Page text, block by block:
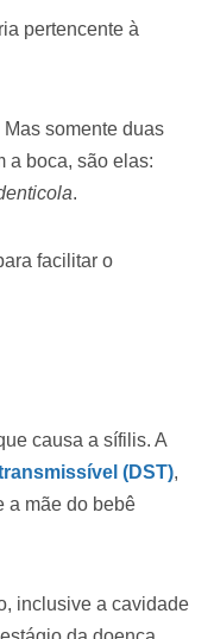
pertencente à
somente duas
a boca, são elas:
.
facilitar o
causa a sífilis. A
(DST),
a mãe do bebê
inclusive a cavidade